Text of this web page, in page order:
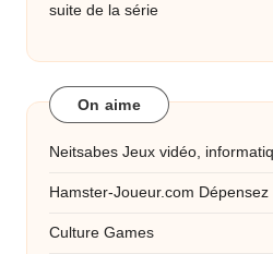
suite de la série
On aime
Neitsabes Jeux vidéo,
Hamster-Joueur.com
Culture Games